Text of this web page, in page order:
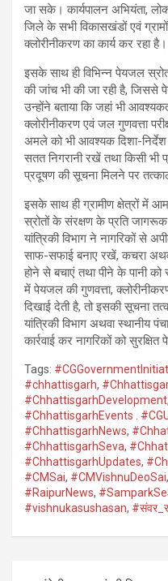
जा सके। कार्यपालन अभियंता, लोक
जिले के सभी विकासखंडों एवं
क्लोरीनीकरण का कार्य कर रहा है।
इसके साथ ही विभिन्न पेयजल
की जांच भी की जा रही है, जिससे
उन्होंने बताया कि जहां भी
क्लोरीनीकरण एवं जल गुणवत्ता
अमले को भी आवश्यक दिशा-
सतत निगरानी रखें तथा किसी भी
प्रदूषण की सूचना मिलने पर
इसके साथ ही ग्रामीण क्षेत्रों
स्रोतों के संरक्षण के प्रति जागरूक
यांत्रिकी विभाग ने नागरिकों से
साफ-सफाई बनाए रखें, कचरा
होने से बचाएं तथा पीने के पानी
में पेयजल की गुणवत्ता,
दिखाई देती है, तो इसकी सूचना
यांत्रिकी विभाग अथवा स्थानीय
कार्रवाई कर नागरिकों को
Tags:
#chhattisgarh,
#ChhattisgarhDevelopment,
#ChhattisgarhEvents .
#ChhattisgarhNews,
#ChhattisgarhSeva,
#ChhattisgarhUpdates,
#CMSai, #CMVishnuDeoSai,
#RaipurNews,
#vishnukasushasan,
Post